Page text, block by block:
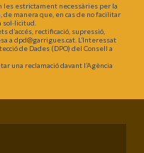
les estrictament necessàries per la
de manera que, en cas de no facilitar
d’accés, rectificació, supressió,
a dpd@garrigues.cat. L’Interessat
de Dades (DPO) del Consell a
una reclamació davant l’Agència